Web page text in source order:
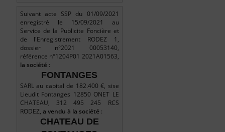
Suivant acte SSP du 01/09/2021
enregistré le 15/09/2021 au
Service de la Publicite Foncière et
de l'Enregistrement RODEZ 1,
dossier n°2021 00053140,
référence n°1204P01 2021A01563,
la société :
FONTANGES
SARL au capital de 182.400 €, sise
Lieudit Fontanges 12850 ONET LE
CHATEAU, 312 495 245 RCS
RODEZ, a vendu à la société :
CHATEAU DE